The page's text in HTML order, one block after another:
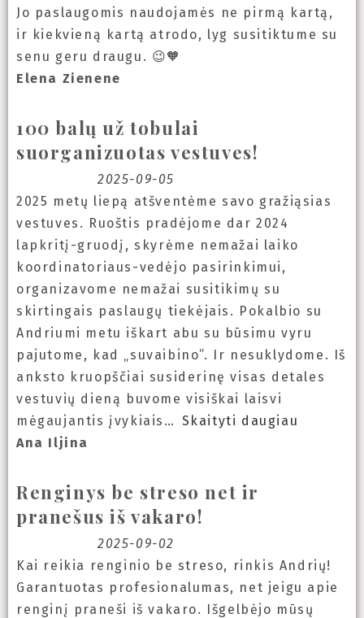
Jo paslaugomis naudojamės ne pirmą kartą,
ir kiekvieną kartą atrodo, lyg susitiktume su
senu geru draugu. 😉🧡
Elena Zienene
100 balų už tobulai
suorganizuotas vestuves!
2025-09-05
2025 metų liepą atšventėme savo gražiąsias
vestuves. Ruoštis pradėjome dar 2024
lapkritį-gruodį, skyrėme nemažai laiko
koordinatoriaus-vedėjo pasirinkimui,
organizavome nemažai susitikimų su
skirtingais paslaugų tiekėjais. Pokalbio su
Andriumi metu iškart abu su būsimu vyru
pajutome, kad „suvaibino”. Ir nesuklydome. Iš
anksto kruopščiai susiderinę visas detales
vestuvių dieną buvome visiškai laisvi
mėgaujantis įvykiais
Skaityti daugiau
Ana Iljina
Renginys be streso net ir
pranešus iš vakaro!
2025-09-02
Kai reikia renginio be streso, rinkis Andrių!
Garantuotas profesionalumas, net jeigu apie
renginį praneši iš vakaro. Išgelbėjo mūsų